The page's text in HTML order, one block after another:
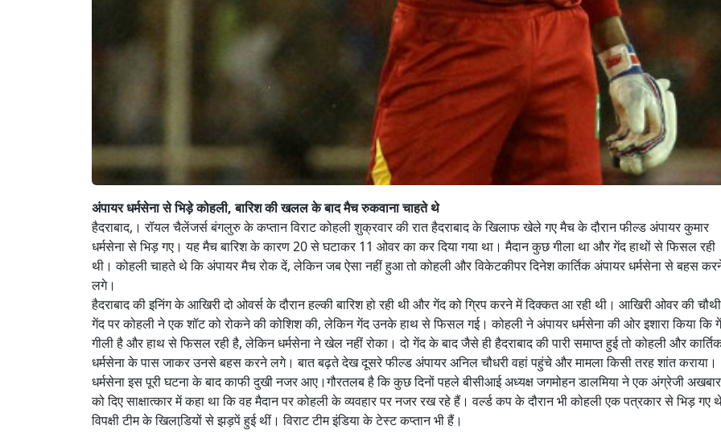
अंपायर धर्मसेना से भिड़े कोहली, बारिश की खलल के बाद मैच रुकवाना चाहते थे
हैदराबाद,। रॉयल चैलेंजर्स बंगलुरु के कप्तान विराट कोहली शुक्रवार की रात हैदराबाद के खिलाफ खेले गए मैच के दौरान फील्ड अंपायर कुमार
धर्मसेना से भिड़ गए। यह मैच बारिश के कारण 20 से घटाकर 11 ओवर का कर दिया गया था। मैदान कुछ गीला था और गेंद हाथों से फिसल रही
थी। कोहली चाहते थे कि अंपायर मैच रोक दें, लेकिन जब ऐसा नहीं हुआ तो कोहली और विकेटकीपर दिनेश कार्तिक अंपायर धर्मसेना से बहस
लगे।
हैदराबाद की इनिंग के आखिरी दो ओवर्स के दौरान हल्की बारिश हो रही थी और गेंद को ग्रिप करने में दिक्कत आ रही थी। आखिरी ओवर की चौथी
गेंद पर कोहली ने एक शॉट को रोकने की कोशिश की, लेकिन गेंद उनके हाथ से फिसल गई। कोहली ने अंपायर धर्मसेना की ओर इशारा किया कि
गीली है और हाथ से फिसल रही है, लेकिन धर्मसेना ने खेल नहीं रोका। दो गेंद के बाद जैसे ही हैदराबाद की पारी समाप्त हुई तो कोहली और
धर्मसेना के पास जाकर उनसे बहस करने लगे। बात बढ़ते देख दूसरे फील्ड अंपायर अनिल चौधरी वहां पहुंचे और मामला किसी तरह शांत कराया।
धर्मसेना इस पूरी घटना के बाद काफी दुखी नजर आए।गौरतलब है कि कुछ दिनों पहले बीसीआई अध्यक्ष जगमोहन डालमिया ने एक अंग्रेजी अखबार
को दिए साक्षात्कार में कहा था कि वह मैदान पर कोहली के व्यवहार पर नजर रख रहे हैं। वर्ल्ड कप के दौरान भी कोहली एक पत्रकार से भिड़
विपक्षी टीम के खिलाडि़यों से झड़पें हुई थीं। विराट टीम इंडिया के टेस्ट कप्तान भी हैं।